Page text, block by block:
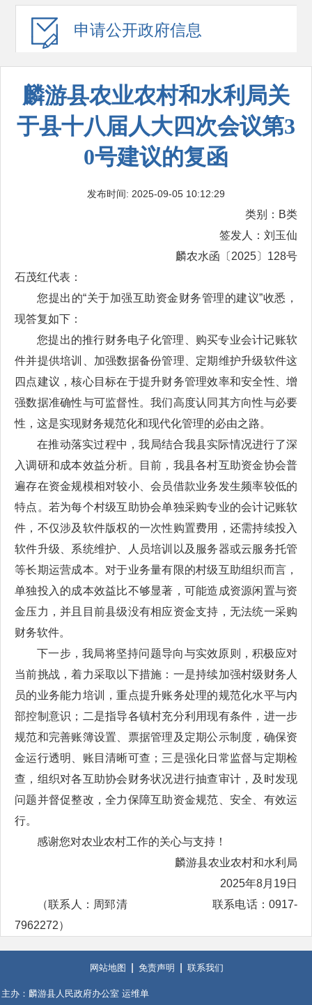
申请公开政府信息
麟游县农业农村和水利局关
于县十八届人大四次会议第3
0号建议的复函
发布时间: 2025-09-05 10:12:29
类别：B类
签发人：刘玉仙
麟农水函〔2025〕128号
石茂红代表：
您提出的“关于加强互助资金财务管理的建议”收悉，
现答复如下：
您提出的推行财务电子化管理、购买专业会计记账软
件并提供培训、加强数据备份管理、定期维护升级软件这
四点建议，核心目标在于提升财务管理效率和安全性、增
强数据准确性与可监督性。我们高度认同其方向性与必要
性，这是实现财务规范化和现代化管理的必由之路。
在推动落实过程中，我局结合我县实际情况进行了深
入调研和成本效益分析。目前，我县各村互助资金协会普
遍存在资金规模相对较小、会员借款业务发生频率较低的
特点。若为每个村级互助协会单独采购专业的会计记账软
件，不仅涉及软件版权的一次性购置费用，还需持续投入
软件升级、系统维护、人员培训以及服务器或云服务托管
等长期运营成本。对于业务量有限的村级互助组织而言，
单独投入的成本效益比不够显著，可能造成资源闲置与资
金压力，并且目前县级没有相应资金支持，无法统一采购
财务软件。
下一步，我局将坚持问题导向与实效原则，积极应对
当前挑战，着力采取以下措施：一是持续加强村级财务人
员的业务能力培训，重点提升账务处理的规范化水平与内
部控制意识；二是指导各镇村充分利用现有条件，进一步
规范和完善账簿设置、票据管理及定期公示制度，确保资
金运行透明、账目清晰可查；三是强化日常监督与定期检
查，组织对各互助协会财务状况进行抽查审计，及时发现
问题并督促整改，全力保障互助资金规范、安全、有效运
行。
感谢您对农业农村工作的关心与支持！
麟游县农业农村和水利局
2025年8月19日
（联系人：周郅清 联系电话：0917-
7962272）
网站地图 免责声明 联系我们
主办：麟游县人民政府办公室 运维单